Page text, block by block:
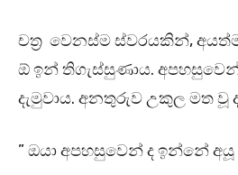
චත්‍ර වෙනස්ම ස්වරයකින්,
ඕ ඉන් තිගැස්සුණාය.
දැමුවාය. අනතුරුව උකුල මත වූ
” ඔයා අපහසුවෙන් ද ඉන්නේ අයූ